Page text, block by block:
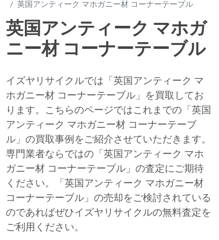
英国アンティーク マホガニー材 コーナーテーブル
英国アンティーク マホガ
ニー材 コーナーテーブル
イズヤリサイクルでは「英国アンティーク マ
ホガニー材 コーナーテーブル」を買取してお
ります。こちらのページではこれまでの「英国
アンティーク マホガニー材 コーナーテーブ
ル」の買取事例をご紹介させていただきます。
専門業者ならではの「英国アンティーク マホ
ガニー材 コーナーテーブル」の査定にご期待
ください。「英国アンティーク マホガニー材
コーナーテーブル」の売却をご検討されている
のであればぜひイズヤリサイクルの無料査定を
ご利用ください。